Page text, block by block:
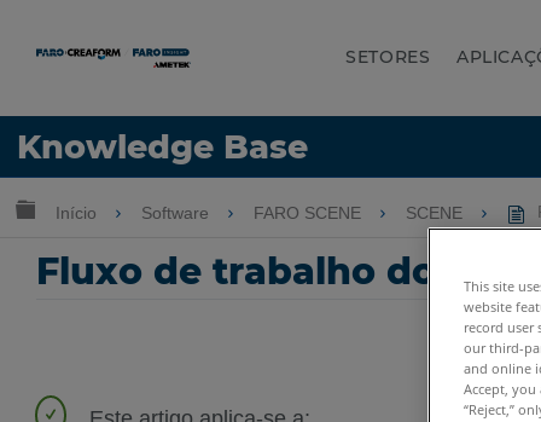
SETORES
Knowledge Base
Idioma
Expandir/recolher hierarquia global
Início Software FARO SCENE SCENE
Fluxo de trabalho do
This site
website
record user
our third-
and online
Accept,
“Reject,”